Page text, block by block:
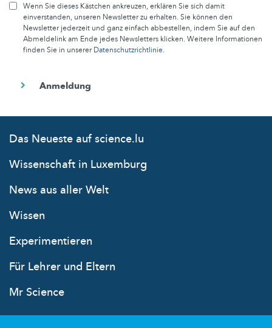
Wenn Sie dieses Kästchen ankreuzen, erklären Sie sich damit
einverstanden, unseren Newsletter zu erhalten. Sie können den
Newsletter jederzeit und ganz einfach abbestellen, indem Sie auf den
Abmeldelink am Ende jedes Newsletters klicken. Weitere Informationen
finden Sie in unsererDatenschutzrichtlinie.
Das Neueste auf science.lu
Wissenschaft in Luxemburg
News aus aller Welt
Wissen
Experimentieren
Für Lehrer und Eltern
Mr Science